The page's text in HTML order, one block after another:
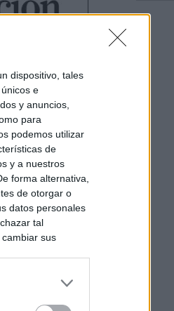
dispositivo, tales
e
y anuncios,
para
podemos utilizar
de
y a nuestros
forma alternativa,
de otorgar o
datos personales
tal
sus